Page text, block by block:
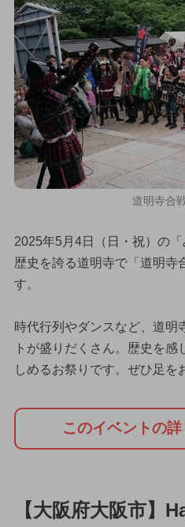
道明寺合
2025年5月4日（日・祝）の
歴史を誇る道明寺で「道明寺
す。
時代行列やダンスなど、道明
トが盛りだくさん。歴史を
しめるお祭りです。ぜひ足を
このイベントの
【大阪府大阪市】